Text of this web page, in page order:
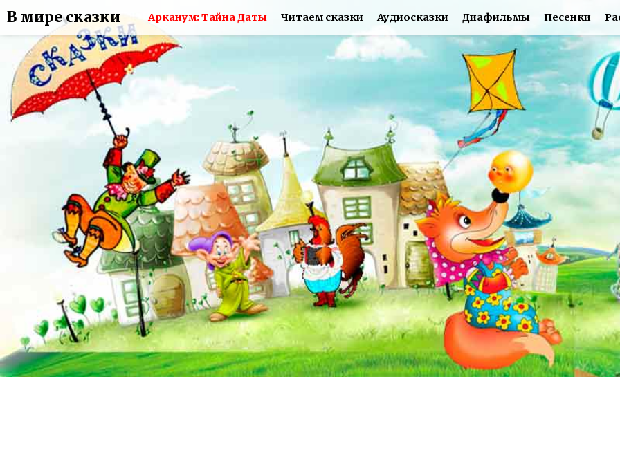
В мире сказки Арканум: Тайна Даты Читаем сказки Аудиосказки Диафильмы Песенки